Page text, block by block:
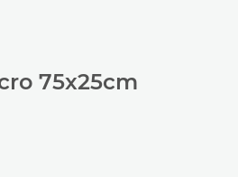
75x25cm